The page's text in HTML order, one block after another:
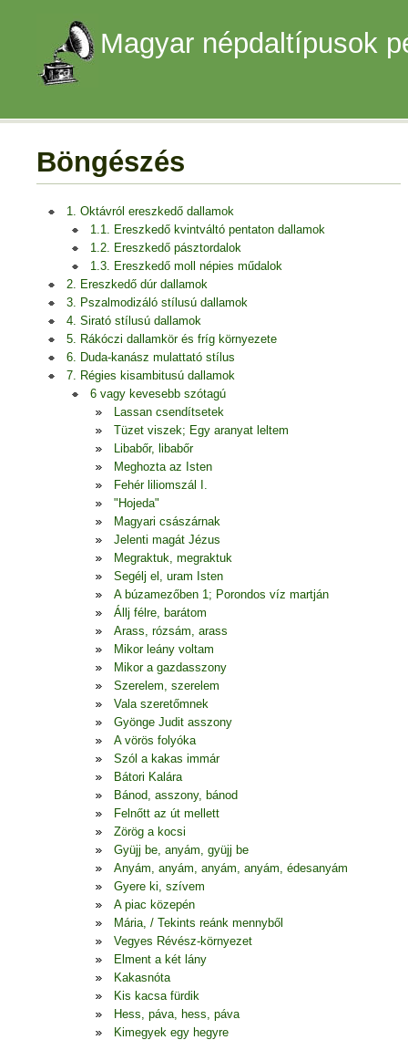
Magyar népdaltípusok
Böngészés
1. Oktávról ereszkedő dallamok
1.1. Ereszkedő kvintváltó pentaton dallamok
1.2. Ereszkedő pásztordalok
1.3. Ereszkedő moll népies műdalok
2. Ereszkedő dúr dallamok
3. Pszalmodizáló stílusú dallamok
4. Sirató stílusú dallamok
5. Rákóczi dallamkör és fríg környezete
6. Duda-kanász mulattató stílus
7. Régies kisambitusú dallamok
6 vagy kevesebb szótagú
Lassan csendítsetek
Tüzet viszek; Egy aranyat leltem
Libabőr, libabőr
Meghozta az Isten
Fehér liliomszál I.
"Hojeda"
Magyari császárnak
Jelenti magát Jézus
Megraktuk, megraktuk
Segélj el, uram Isten
A búzamezőben 1; Porondos víz martján
Állj félre, barátom
Arass, rózsám, arass
Mikor leány voltam
Mikor a gazdasszony
Szerelem, szerelem
Vala szeretőmnek
Gyönge Judit asszony
A vörös folyóka
Szól a kakas immár
Bátori Kalára
Bánod, asszony, bánod
Felnőtt az út mellett
Zörög a kocsi
Gyüjj be, anyám, gyüjj be
Anyám, anyám, anyám, anyám, édesanyám
Gyere ki, szívem
A piac közepén
Mária, / Tekints reánk mennyből
Vegyes Révész-környezet
Elment a két lány
Kakasnóta
Kis kacsa fürdik
Hess, páva, hess, páva
Kimegyek egy hegyre